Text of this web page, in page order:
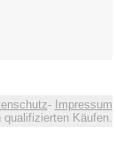
- Impressum
qualifizierten Käufen.